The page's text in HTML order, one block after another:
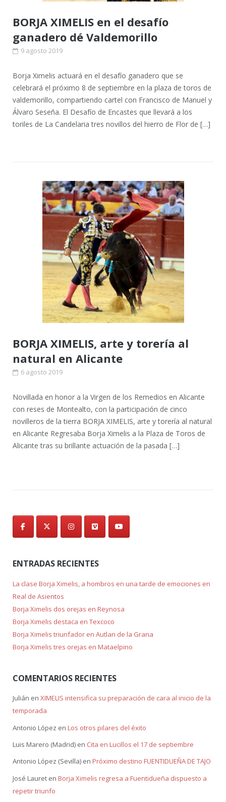
BORJA XIMELIS en el desafío
ganadero dé Valdemorillo
9 agosto 2019
Borja Ximelis actuará en el desafío ganadero que se
celebrará el próximo 8 de septiembre en la plaza de toros de
valdemorillo, compartiendo cartel con Francisco de Manuel y
Álvaro Seseña. El Desafío de Encastes que llevará a los
toriles de La Candelaria tres novillos del hierro de Flor de […]
BORJA XIMELIS, arte y torería al
natural en Alicante
6 agosto 2019
Novillada en honor a la Virgen de los Remedios en Alicante
con reses de Montealto, con la participación de cinco
novilleros de la tierra BORJA XIMELIS, arte y torería al natural
en Alicante Regresaba Borja Ximelis a la Plaza de Toros de
Alicante tras su brillante actuación de la pasada […]
ENTRADAS RECIENTES
La clase Borja Ximelis, a hombros en una tarde de emociones en
Real de Asientos
Borja Ximelis dos orejas en Reynosa
Borja Ximelis destaca en Texcoco
Borja Ximelis triunfador en Autlan de la Grana
Borja Ximelis tres orejas en Mataelpino
COMENTARIOS RECIENTES
Julián en XIMELIS intensifica su preparación de cara al inicio de la
temporada
Antonio López en Los otros pilares del éxito
Luis Marero (Madrid)en Cita en Lucillos el 17 de septiembre
Antonio López (Sevilla)en Próximo destino FUENTIDUEÑA DE TAJO
José Laureten Borja Ximelis regresa a Fuentidueña dispuesto a
repetir triunfo